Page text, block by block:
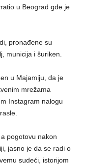
u Beograd gde je
pronađene su
municija i šuriken.
u Majamiju, da je
mrežama
Instagram nalogu
pogotovu nakon
jasno je da se radi o
sudeći, istorijom